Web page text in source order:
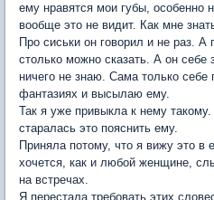
ему нравятся мои губы, особенно
вообще это не видит. Как мне
Про сиськи он говорил и не раз.
столько можно сказать. А он себе
ничего не знаю. Сама только
фантазиях и высылаю ему.
Так я уже привыкла к нему
старалась это пояснить ему.
Приняла потому, что я вижу это в
хочется, как и любой женщине,
на встречах.
Я перестала требовать этих